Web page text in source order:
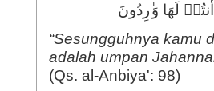
لَهَا وَ ٰ⁠رِدُونَ
“Sesungguhnya kamu
adalah umpan
(Qs. al-Anbiya': 98)